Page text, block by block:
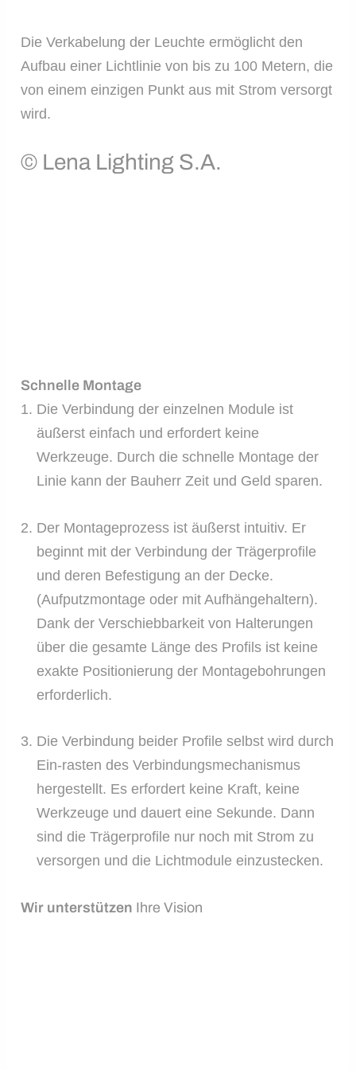
Die Verkabelung der Leuchte ermöglicht den
Aufbau einer Lichtlinie von bis zu 100 Metern, die
von einem einzigen Punkt aus mit Strom versorgt
wird.
© Lena Lighting S.A.
Schnelle Montage
Die Verbindung der einzelnen Module ist
äußerst einfach und erfordert keine
Werkzeuge. Durch die schnelle Montage der
Linie kann der Bauherr Zeit und Geld sparen.
Der Montageprozess ist äußerst intuitiv. Er
beginnt mit der Verbindung der Trägerprofile
und deren Befestigung an der Decke.
(Aufputzmontage oder mit Aufhängehaltern).
Dank der Verschiebbarkeit von Halterungen
über die gesamte Länge des Profils ist keine
exakte Positionierung der Montagebohrungen
erforderlich.
Die Verbindung beider Profile selbst wird durch
Ein-rasten des Verbindungsmechanismus
hergestellt. Es erfordert keine Kraft, keine
Werkzeuge und dauert eine Sekunde. Dann
sind die Trägerprofile nur noch mit Strom zu
versorgen und die Lichtmodule einzustecken.
Wir unterstützen Ihre Vision